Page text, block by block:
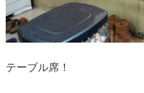
テーブル席！